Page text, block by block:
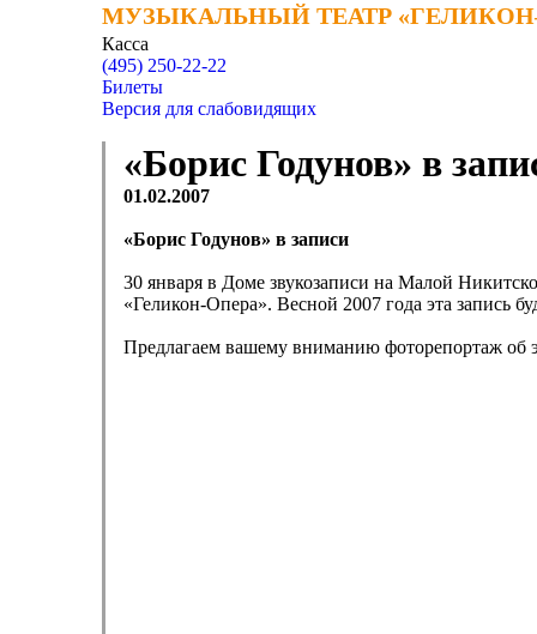
МУЗЫКАЛЬНЫЙ ТЕАТР
МУЗЫКАЛЬНЫЙ ТЕАТР
Касса
(495) 250-22-22
Билеты
Версия для слабовидящих
«Борис Годунов» в
01.02.2007
«Борис Годунов» в записи
30 января в Доме звукозаписи на Малой
«Геликон-Опера». Весной 2007 года эта запись
Предлагаем вашему вниманию фоторепортаж об